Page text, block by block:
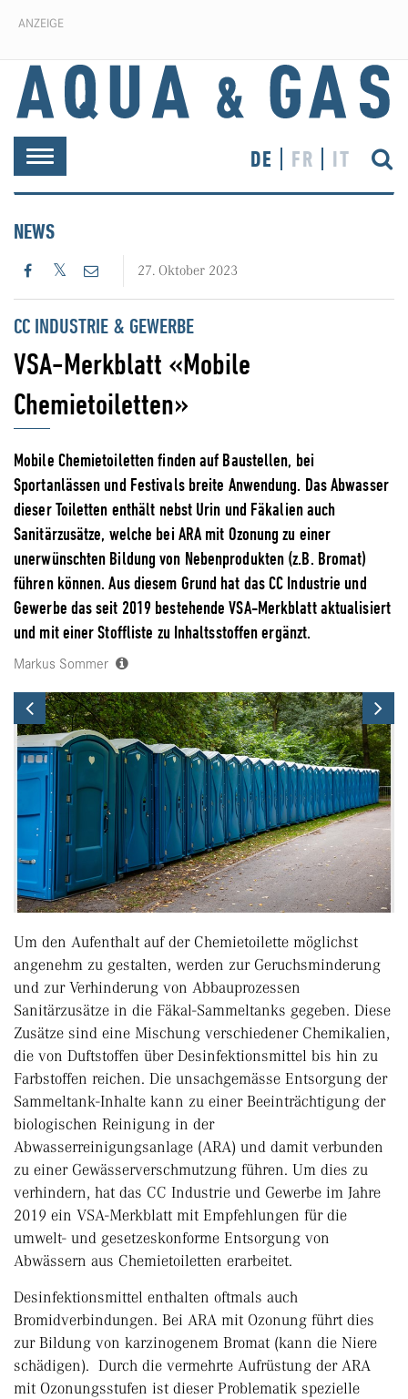
ANZEIGE
Toggle
navigation
DE FR IT
NEWS
27. Oktober 2023
CC INDUSTRIE & GEWERBE
VSA-Merkblatt «Mobile
Chemietoiletten»
Mobile Chemietoiletten finden auf Baustellen, bei
Sportanlässen und Festivals breite Anwendung. Das Abwasser
dieser Toiletten enthält nebst Urin und Fäkalien auch
Sanitärzusätze, welche bei ARA mit Ozonung zu einer
unerwünschten Bildung von Nebenprodukten (z.B. Bromat)
führen können. Aus diesem Grund hat das CC Industrie und
Gewerbe das seit 2019 bestehende VSA-Merkblatt aktualisiert
und mit einer Stoffliste zu Inhaltsstoffen ergänzt.
Markus Sommer
Previous
Um den Aufenthalt auf der Chemietoilette möglichst
angenehm zu gestalten, werden zur Geruchsminderung
und zur Verhinderung von Abbauprozessen
Sanitärzusätze in die Fäkal-Sammeltanks gegeben. Diese
Zusätze sind eine Mischung verschiedener Chemikalien,
die von Duftstoffen über Desinfektionsmittel bis hin zu
Farbstoffen reichen. Die unsachgemässe Entsorgung der
Sammeltank-Inhalte kann zu einer Beeinträchtigung der
biologischen Reinigung in der
Abwasserreinigungsanlage (ARA) und damit verbunden
zu einer Gewässerverschmutzung führen. Um dies zu
verhindern, hat das CC Industrie und Gewerbe im Jahre
2019 ein VSA-Merkblatt mit Empfehlungen für die
umwelt- und gesetzeskonforme Entsorgung von
Abwässern aus Chemietoiletten erarbeitet.
Desinfektionsmittel enthalten oftmals auch
Bromidverbindungen. Bei ARA mit Ozonung führt dies
zur Bildung von karzinogenem Bromat (kann die Niere
schädigen). Durch die vermehrte Aufrüstung der ARA
mit Ozonungsstufen ist dieser Problematik spezielle